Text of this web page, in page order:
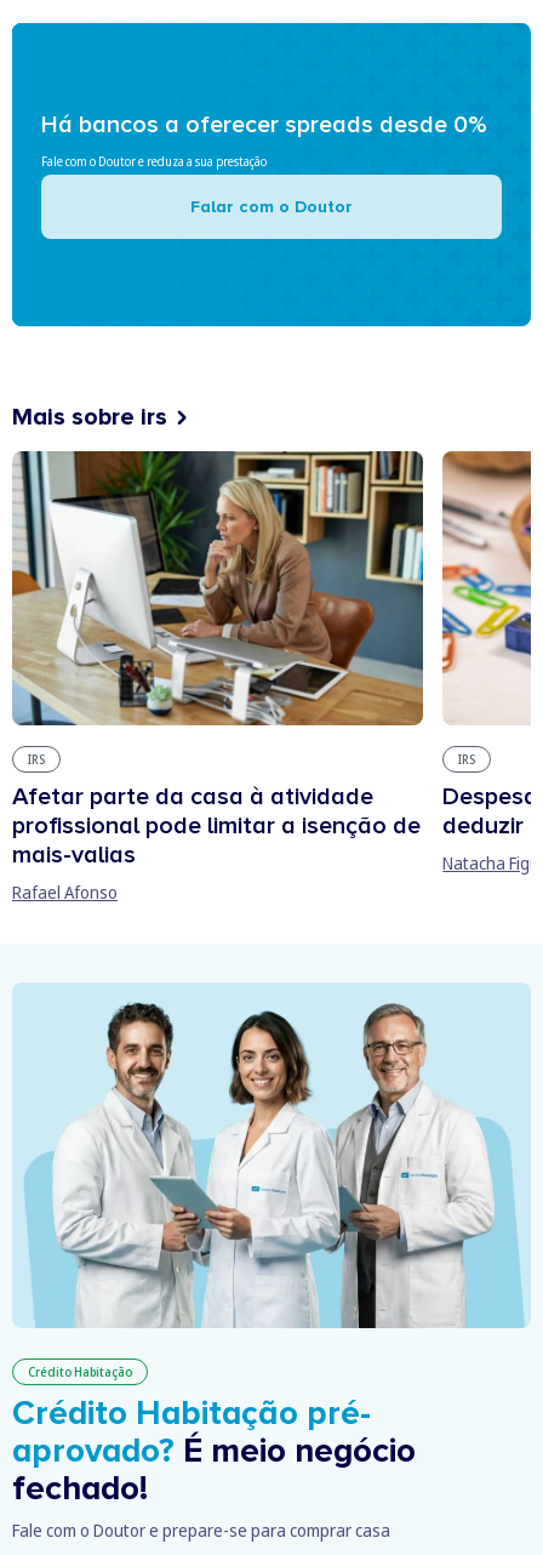
Há bancos a oferecer spreads desde 0%
Fale com o Doutor e reduza a sua prestação
Falar com o Doutor
Mais sobre irs
IRS
Afetar parte da casa à atividade
profissional pode limitar a isenção de
mais-valias
Rafael Afonso
IRS
deduzir
Natacha
Crédito Habitação
Crédito Habitação pré-
aprovado? É meio negócio
fechado!
Fale com o Doutor e prepare-se para comprar casa